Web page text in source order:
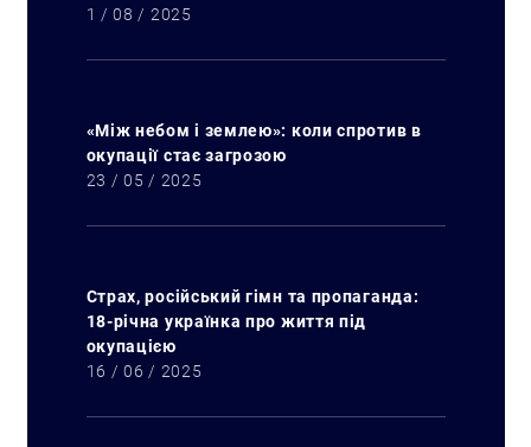
1 / 08 / 2025
«Між небом і землею»: коли спротив в
окупації стає загрозою
23 / 05 / 2025
Страх, російський гімн та пропаганда:
18-річна українка про життя під
окупацією
16 / 06 / 2025